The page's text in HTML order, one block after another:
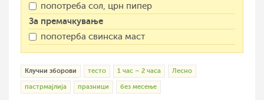
попотреба сол, црн пипер
За премачкување
попотерба свинска маст
Клучни зборови тесто 1 час – 2 часа Лесно
пастрмајлија празници без месење